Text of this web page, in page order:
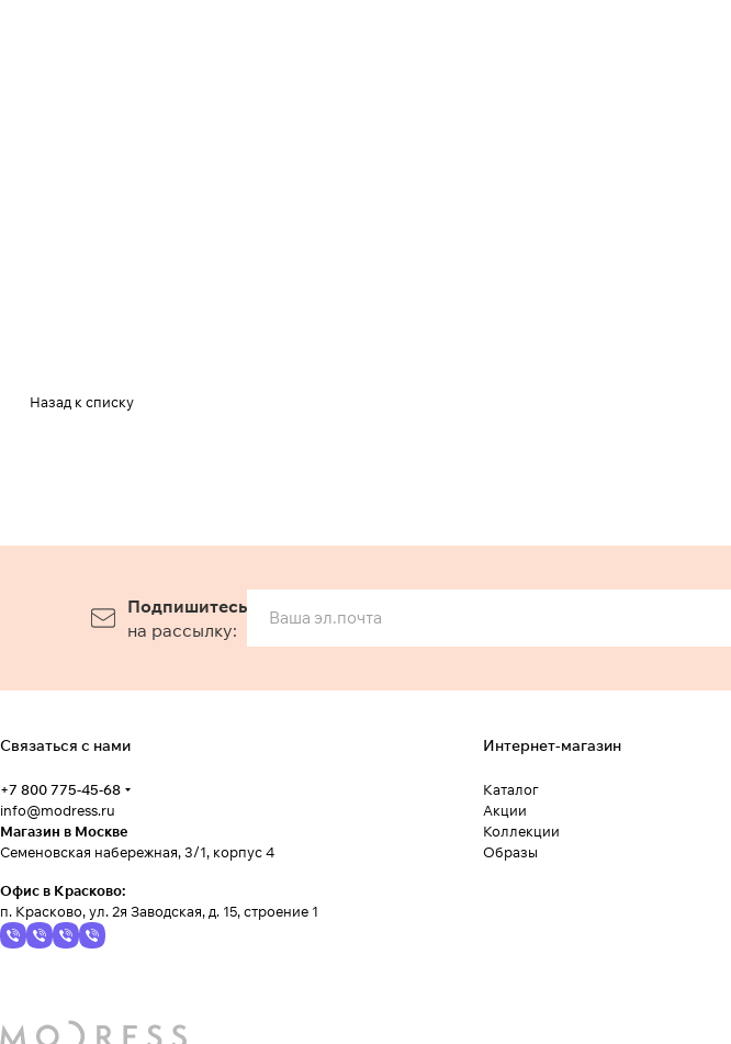
Назад к списку
Подпишитесь
на рассылку:
Связаться с нами
+7 800 775-45-68
info@modress.ru
Магазин в Москве
Семеновская набережная, 3/1, корпус 4
Офис в Красково:
п. Красково, ул. 2я Заводская, д. 15, строение 1
Интернет-магазин
Каталог
Акции
Коллекции
Образы